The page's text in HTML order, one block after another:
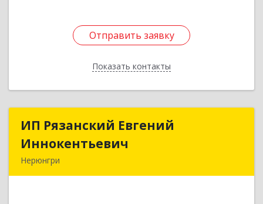
Отправить заявку
Показать контакты
Отправить заявку
Назад
ИП Рязанский Евгений
Иннокентьевич
Нерюнгри
ИП Рязанский Евгений